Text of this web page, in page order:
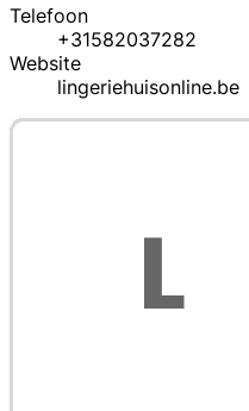
Telefoon
+31582037282
Website
lingeriehuisonline.be